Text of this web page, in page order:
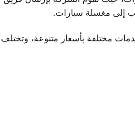
إلى مغسلة سيارات.
مختلفة بأسعار متنوعة، وتختلف